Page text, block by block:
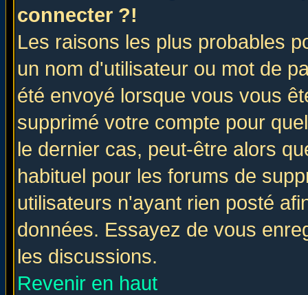
connecter ?!
Les raisons les plus probables
un nom d'utilisateur ou mot de
été envoyé lorsque vous vous
supprimé votre compte pour
le dernier cas, peut-être alors
habituel pour les forums de
utilisateurs n'ayant rien posté
données. Essayez de vous
les discussions.
Revenir en haut